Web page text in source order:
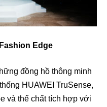
Edge
đồng hồ thông minh
HUAWEI TruSense,
và thể chất tích hợp với